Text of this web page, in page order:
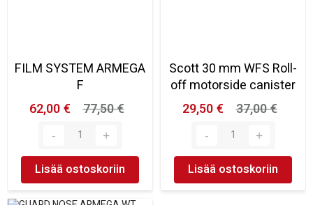
FILM SYSTEM ARMEGA
F
62,00 €
77,50 €
Lisää ostoskoriin
Scott 30 mm WFS Roll-
off motorside canister
29,50 €
37,00 €
Lisää ostoskoriin